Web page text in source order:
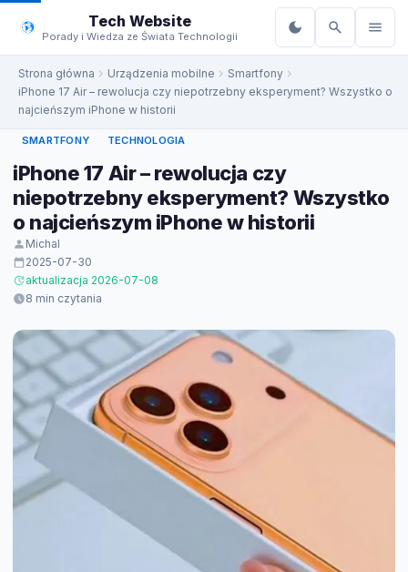
do
treści
Tech Website
Porady i Wiedza ze Świata Technologii
Strona główna Urządzenia mobilne
Smartfony
iPhone 17 Air – rewolucja czy niepotrzebny eksperyment? Wszystko o
najcieńszym iPhone w historii
SMARTFONY TECHNOLOGIA
iPhone 17 Air – rewolucja czy
niepotrzebny eksperyment? Wszystko
o najcieńszym iPhone w historii
Michal
2025-07-30
aktualizacja 2026-07-08
8 min czytania